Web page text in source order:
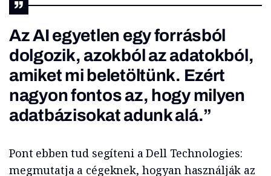
Az AI egyetlen egy forrásból
dolgozik, azokból az adatokból,
amiket mi beletöltünk. Ezért
nagyon fontos az, hogy milyen
adatbázisokat adunk alá.”
Pont ebben tud segíteni a Dell Technologies:
megmutatja a cégeknek, hogyan használják az